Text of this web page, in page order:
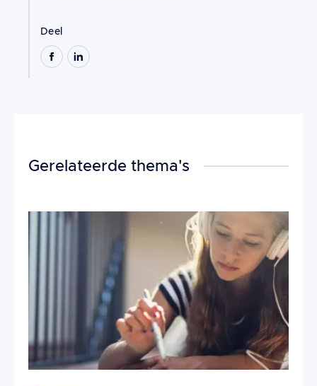
Deel
Gerelateerde thema's